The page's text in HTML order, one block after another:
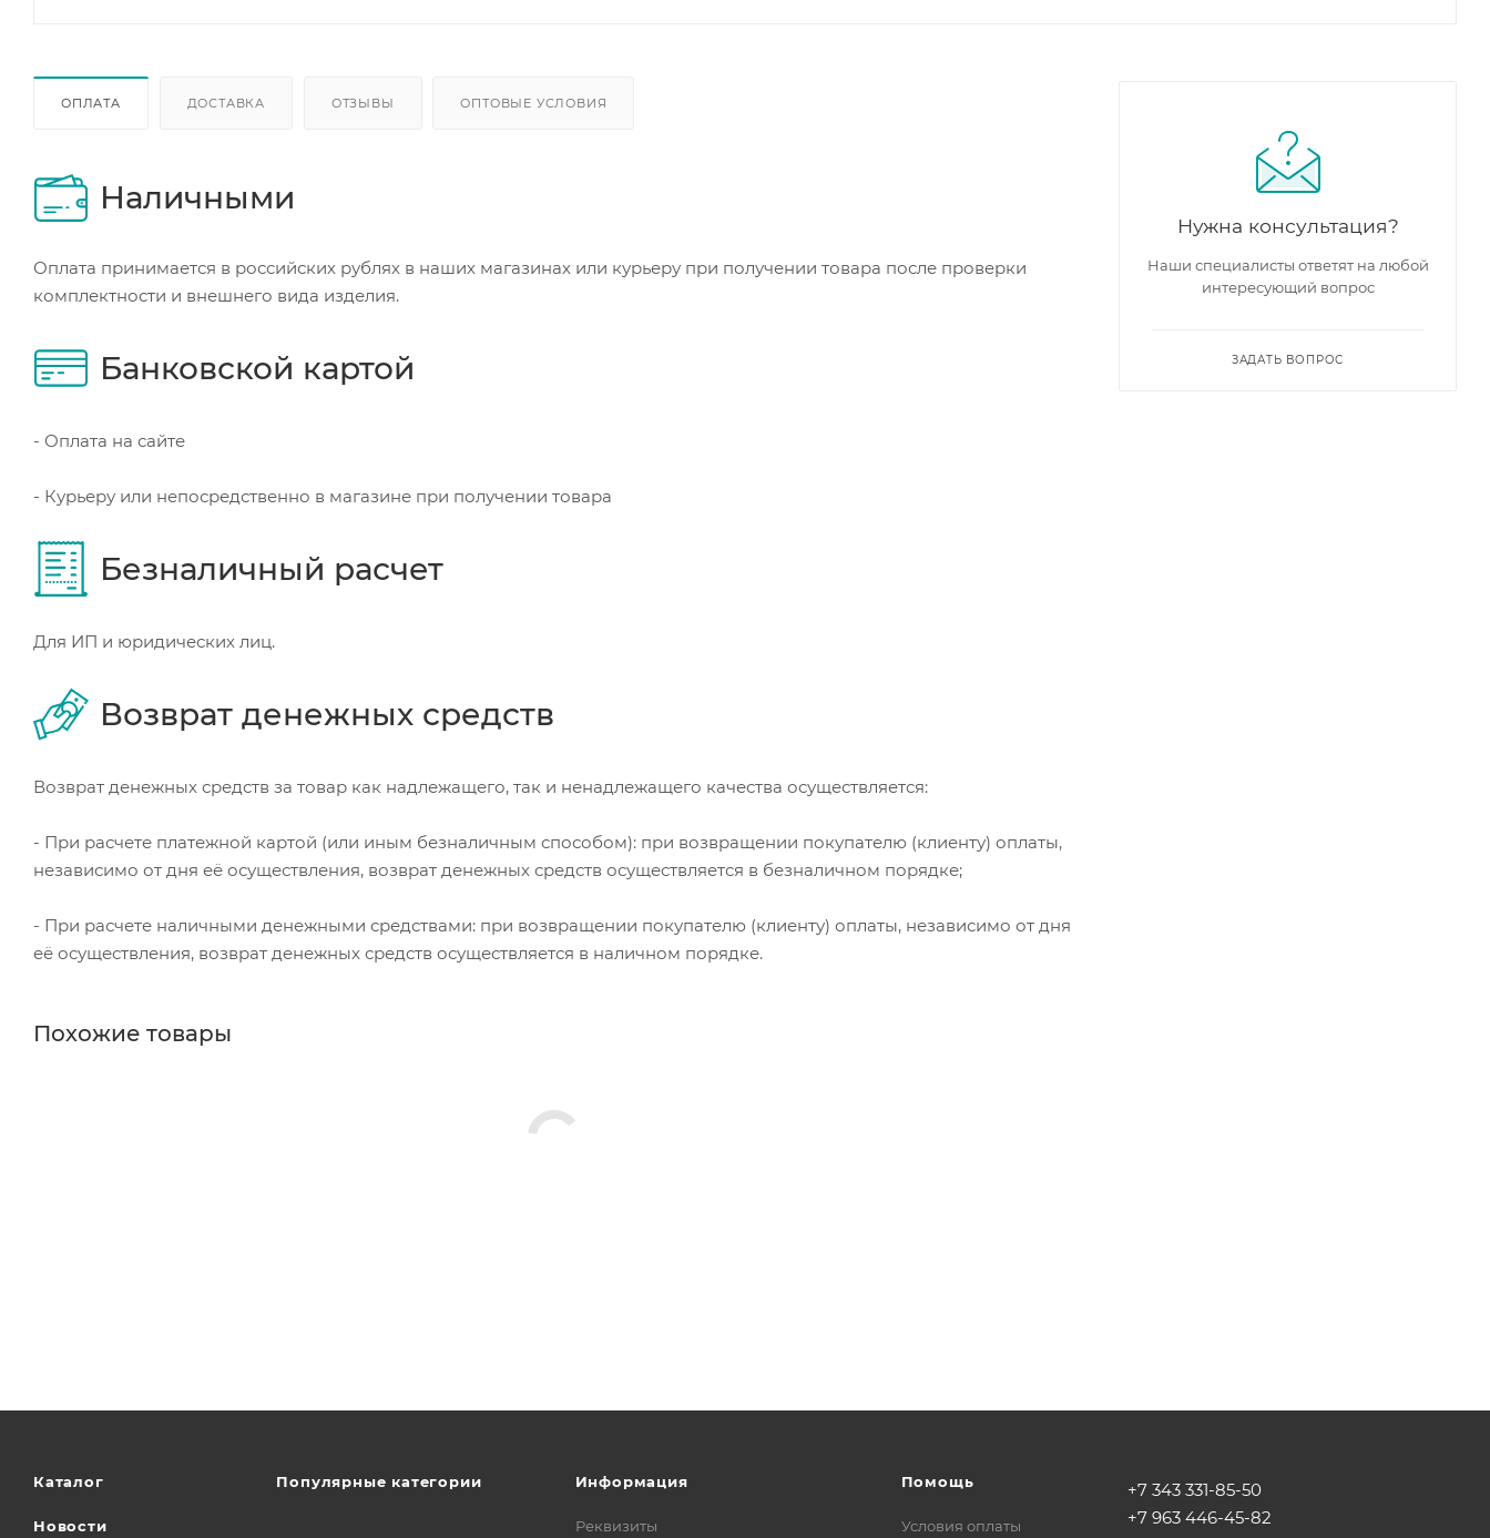
ОПЛАТА ДОСТАВКА ОТЗЫВЫ ОПТОВЫЕ УСЛОВИЯ
Наличными
Оплата принимается в российских рублях в наших магазинах или курьеру при получении товара после проверки
комплектности и внешнего вида изделия.
Банковской картой
- Оплата на сайте
- Курьеру или непосредственно в магазине при получении товара
Безналичный расчет
Для ИП и юридических лиц.
Возврат денежных средств
Возврат денежных средств за товар как надлежащего, так и ненадлежащего качества осуществляется:
- При расчете платежной картой (или иным безналичным способом): при возвращении покупателю (клиенту) оплаты,
независимо от дня её осуществления, возврат денежных средств осуществляется в безналичном порядке;
- При расчете наличными денежными средствами: при возвращении покупателю (клиенту) оплаты, независимо от дня
её осуществления, возврат денежных средств осуществляется в наличном порядке.
Похожие товары
Нужна консультация?
Наши специалисты ответят на любой
интересующий вопрос
ЗАДАТЬ ВОПРОС
Каталог
Новости
Популярные категории Информация
Реквизиты
Помощь
Условия оплаты
+7 343 331-85-50
+7 963 446-45-82